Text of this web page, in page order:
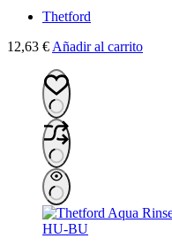
Thetford
12,63 € Añadir al carrito